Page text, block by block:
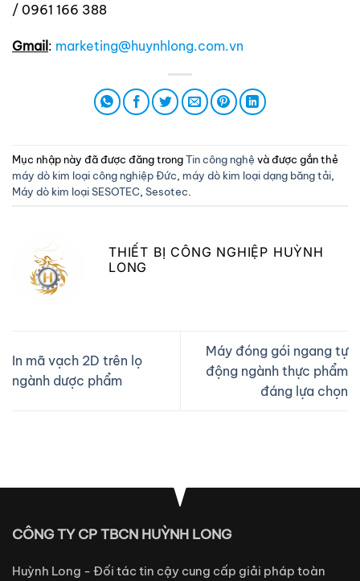
/ 0961 166 388
Gmail : marketing@huynhlong.com.vn
Mục nhập này đã được đăng trongTin công nghệ và được gắn thẻ
máy dò kim loại công nghiệp Đức máy dò kim loại dạng băng tải
Máy dò kim loại SESOTEC Sesotec
THIẾT BỊ CÔNG NGHIỆP HUỲNH
LONG
In mã vạch 2D trên lọ
ngành dược phẩm
Máy đóng gói ngang tự
động ngành thực phẩm
đáng lựa chọn
CÔNG TY CP TBCN HUỲNH LONG
Huỳnh Long - Đối tác tin cậy cung cấp giải pháp toàn